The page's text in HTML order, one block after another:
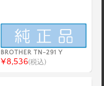
BROTHER TN-291 Y
¥8,536(税込)